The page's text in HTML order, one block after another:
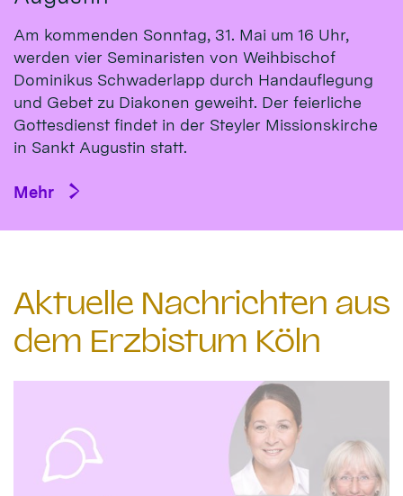
Am kommenden Sonntag, 31. Mai um 16 Uhr,
werden vier Seminaristen von Weihbischof
Dominikus Schwaderlapp durch Handauflegung
und Gebet zu Diakonen geweiht. Der feierliche
Gottesdienst findet in der Steyler Missionskirche
in Sankt Augustin statt.
Mehr
Aktuelle Nachrichten aus
dem Erzbistum Köln